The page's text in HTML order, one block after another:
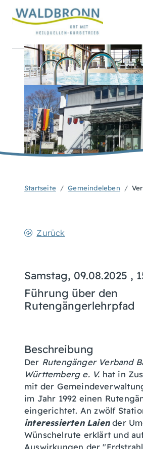
Startseite Gemeindeleben
Zurück
Samstag, 09.08.2025 ,
Führung über den
Rutengängerlehrpfad
Beschreibung
Der Rutengänger Verband
Württemberg e. V. hat in
mit der
im Jahr 1992 einen
eingerichtet. An zwölf
interessierten Laiender
Wünschelrute erklärt und
Auswirkungen der